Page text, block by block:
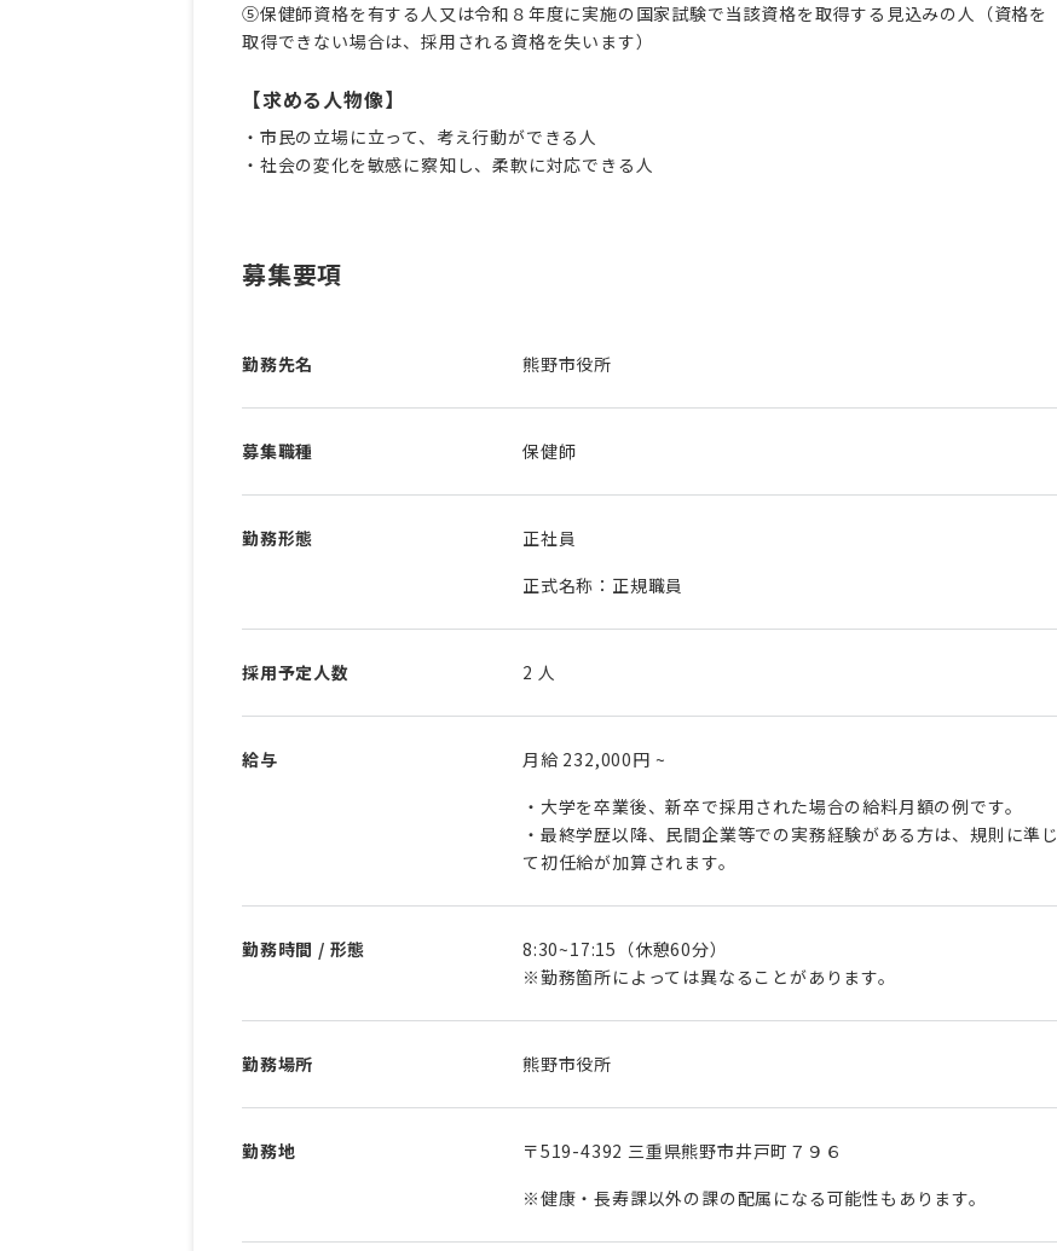
⑤保健師資格を有する人又は令和８年度に実施の国家試験で当該資格を取得する見込みの人（資格を
取得できない場合は、採用される資格を失います）
【求める人物像】
・市民の立場に立って、考え行動ができる人
・社会の変化を敏感に察知し、柔軟に対応できる人
募集要項
勤務先名 熊野市役所
募集職種 保健師
勤務形態
正社員
正式名称：正規職員
採用予定人数 2 人
給与 月給 232,000円 ~
・大学を卒業後、新卒で採用された場合の給料月額の例です。
・最終学歴以降、民間企業等での実務経験がある方は、規則に準じ
て初任給が加算されます。
勤務時間 / 形態
8:30~17:15（休憩60分）
※勤務箇所によっては異なることがあります。
勤務場所 熊野市役所
勤務地
〒519-4392 三重県熊野市井戸町７９６
※健康・長寿課以外の課の配属になる可能性もあります。